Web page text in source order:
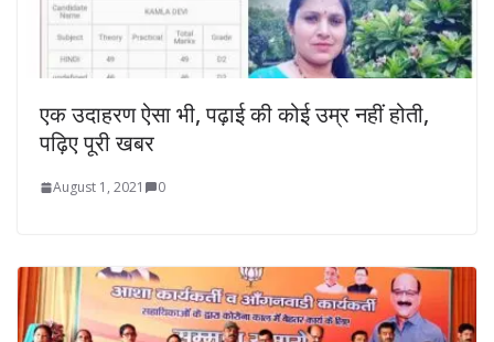
एक उदाहरण ऐसा भी, पढ़ाई की कोई उम्र नहीं होती,
पढ़िए पूरी खबर
August 1, 2021 0